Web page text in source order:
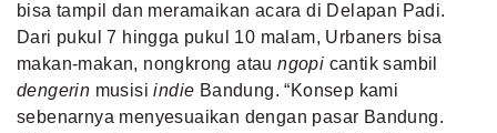
bisa tampil dan meramaikan acara di Delapan Padi.
Dari pukul 7 hingga pukul 10 malam, Urbaners bisa
makan-makan, nongkrong ataungopi cantik sambil
dengerin musisi indie Bandung. “Konsep kami
sebenarnya menyesuaikan dengan pasar Bandung.